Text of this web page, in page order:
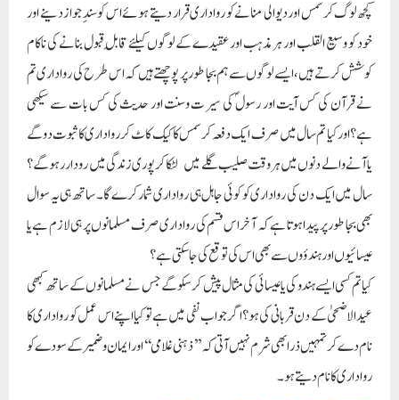
کچھ لوگ کرسمس اور دیوالی منانے کو رواداری قرار دیتے ہوئے اس کو سندِ جواز دینے اور
خود کو وسیع القلب اور ہر مذہب اور عقیدے کے لوگوں کیلئے قابلِ قبول بنانے کی ناکام
کوشش کرتے ہیں، ایسے لوگوں سے ہم بجا طور پر پوچھتے ہیں کہ اس طرح کی رواداری تم
نے قرآن کی کس آیت اور رسول ؐ کی سیرت وسنت اور حدیث کی کس بات سے سیکھی
ہے؟ اور کیا تم سال میں صرف ایک دفعہ کرسمس کا کیک کاٹ کر رواداری کا ثبوت دو گے
یا آنے والے دنوں میں ہر وقت صلیب گلے میں لٹکا کر پوری زندگی میں رودار رہو گے؟
سال میں ایک دن کی رواداری کو کوئی جاہل ہی رواداری شمار کرے گا۔ ساتھ ہی یہ سوال
بھی بجا طور پر پیدا ہوتا ہے کہ آخر اس قسم کی رواداری صرف مسلمانوں پر ہی لازم ہے یا
عیسائیوں اور ہندؤوں سے بھی اس کی توقع کی جاسکتی ہے؟
کیا تم کسی ایسے ہندو کی یا عیسائی کی مثال پیش کرسکو گے جس نے مسلمانوں کے ساتھ کبھی
عیدالاضحیٰ کے دن قربانی کی ہو؟ اگر جواب نفی میں ہے تو کیا اپنے اس عمل کو رواداری کا
نام دے کر تمہیں ذرا بھی شرم نہیں آتی کہ ’’ذہنی غلامی‘‘ اور ایمان و ضمیر کے سودے کو
رواداری کا نام دیتے ہو۔